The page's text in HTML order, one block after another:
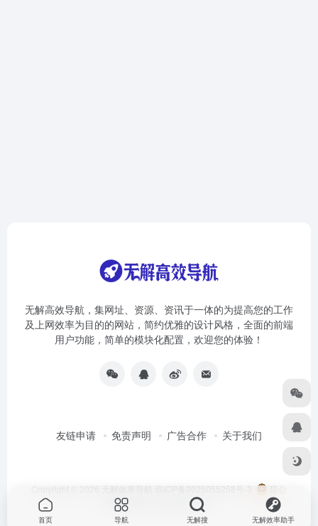
无解高效导航，集网址、资源、资讯于一体的为提高您的工作
及上网效率为目的的网站，简约优雅的设计风格，全面的前端
用户功能，简单的模块化配置，欢迎您的体验！
友链申请 免责声明 广告合作 关于我们
Copyright © 2026 无解效率导航 琼ICP备2025055258号-3
琼公
网安备46010002000981号
首页 导航 无解搜 无解效率助手